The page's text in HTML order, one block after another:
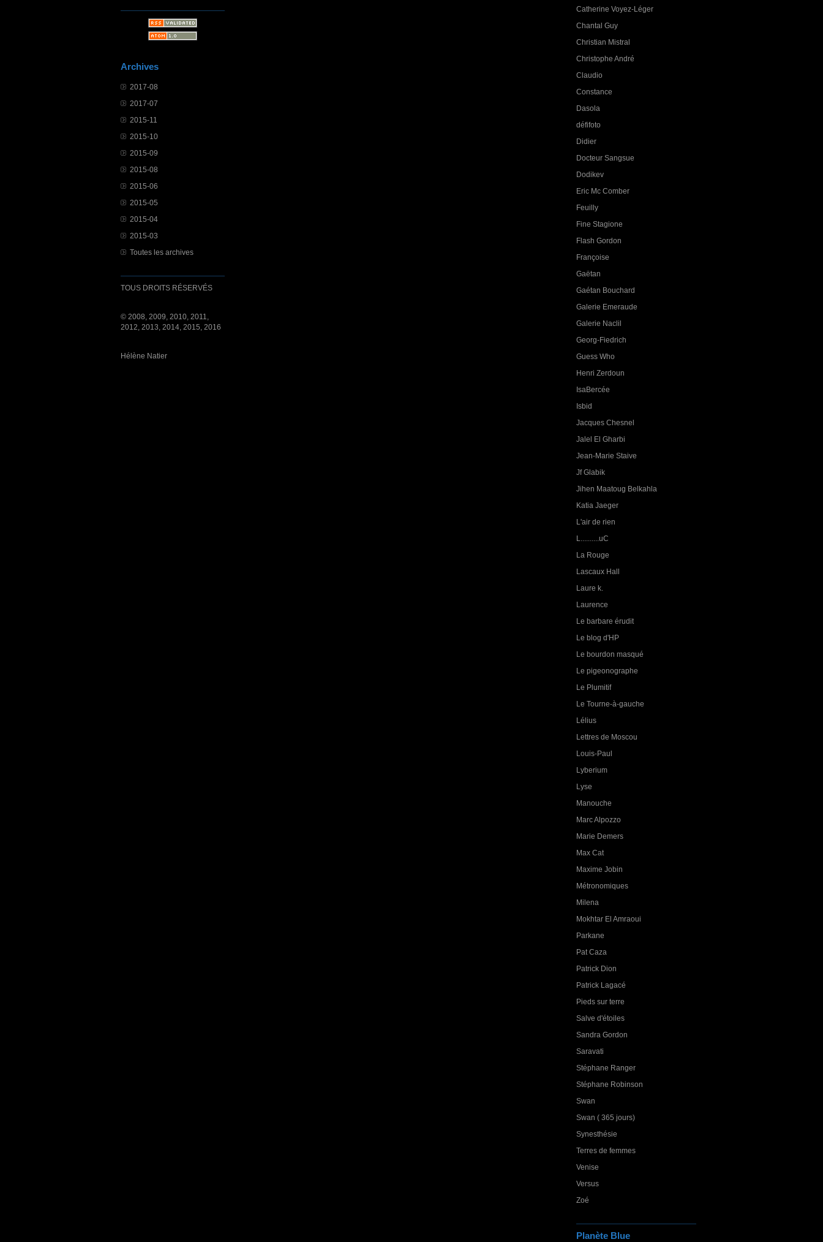
Archives
2017-08
2017-07
2015-11
2015-10
2015-09
2015-08
2015-06
2015-05
2015-04
2015-03
Toutes les archives
TOUS DROITS RÉSERVÉS
© 2008, 2009, 2010, 2011,
2012, 2013, 2014, 2015, 2016
Hélène Natier
Catherine Voyez-Léger
Chantal Guy
Christian Mistral
Christophe André
Claudio
Constance
Dasola
défifoto
Didier
Docteur Sangsue
Dodikev
Eric Mc Comber
Feuilly
Fine Stagione
Flash Gordon
Françoise
Gaëtan
Gaétan Bouchard
Galerie Emeraude
Galerie Naclil
Georg-Fiedrich
Guess Who
Henri Zerdoun
IsaBercée
Isbid
Jacques Chesnel
Jalel El Gharbi
Jean-Marie Staive
Jf Glabik
Jihen Maatoug Belkahla
Katia Jaeger
L'air de rien
L..........uC
La Rouge
Lascaux Hall
Laure k.
Laurence
Le barbare érudit
Le blog d'HP
Le bourdon masqué
Le pigeonographe
Le Plumitif
Le Tourne-à-gauche
Lélius
Lettres de Moscou
Louis-Paul
Lyberium
Lyse
Manouche
Marc Alpozzo
Marie Demers
Max Cat
Maxime Jobin
Métronomiques
Milena
Mokhtar El Amraoui
Parkane
Pat Caza
Patrick Dion
Patrick Lagacé
Pieds sur terre
Salve d'étoiles
Sandra Gordon
Saravati
Stéphane Ranger
Stéphane Robinson
Swan
Swan ( 365 jours)
Synesthésie
Terres de femmes
Venise
Versus
Zoé
Planète Blue